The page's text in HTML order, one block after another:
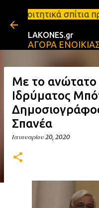
Μετάβαση
προς ενοικίαση
LAKONES.gr
ΑΓΟΡΑ
Με το ανώτατο
Ιδρύματος
Σπανέα
Ιανουαρίου 20, 2020